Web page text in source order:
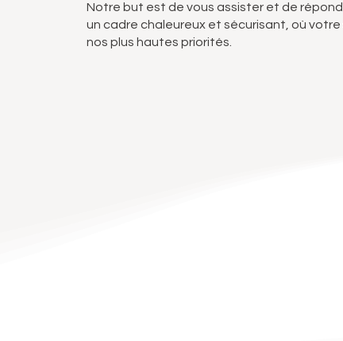
Notre but est de vous assister et de
un cadre chaleureux et sécurisant, où
nos plus hautes priorités.